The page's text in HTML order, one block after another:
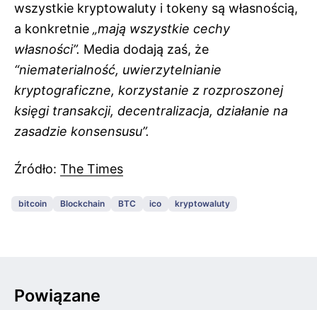
wszystkie kryptowaluty i tokeny są własnością,
a konkretnie „mają wszystkie cechy
własności”. Media dodają zaś, że
“niematerialność, uwierzytelnianie
kryptograficzne, korzystanie z rozproszonej
księgi transakcji, decentralizacja, działanie na
zasadzie konsensusu”.
Źródło: The Times
bitcoin Blockchain BTC ico kryptowaluty
Powiązane